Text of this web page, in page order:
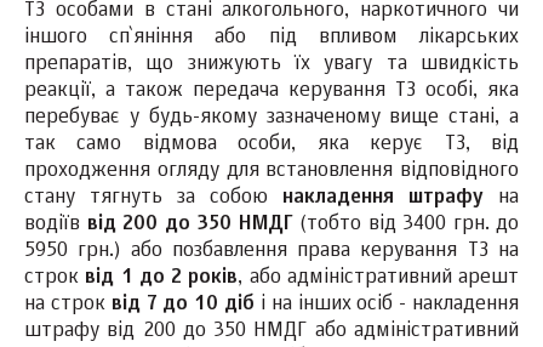
ТЗ особами в стані алкогольного, наркотичного чи
іншого сп`яніння або під впливом лікарських
препаратів, що знижують їх увагу та швидкість
реакції, а також передача керування ТЗ особі, яка
перебуває у будь-якому зазначеному вище стані, а
так само відмова особи, яка керує ТЗ, від
проходження огляду для встановлення відповідного
стану тягнуть за собою накладення штрафу на
водіїв від 200 до 350 НМДГ
(тобто від 3400 грн. до
5950 грн.) або позбавлення права керування ТЗ на
строк від 1 до 2 років, або адміністративний арешт
на строк від 7 до 10 діб і на інших осіб - накладення
штрафу від 200 до 350 НМДГ або адміністративний